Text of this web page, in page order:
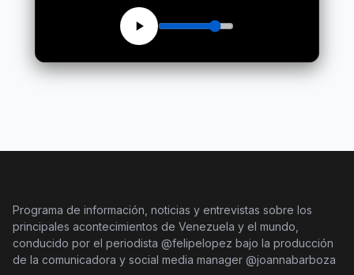
Programa de información, noticias y entrevistas sobre los
principales acontecimientos de Venezuela y el mundo,
conducido por el periodista @felipelopez bajo la producción
de la comunicadora y social media manager @joannabarboza